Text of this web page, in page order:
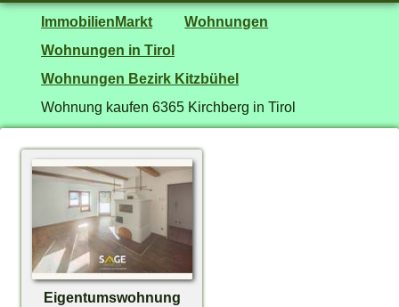
ImmobilienMarkt
Wohnungen
Wohnungen in Tirol
Wohnungen Bezirk Kitzbühel
Wohnung kaufen 6365 Kirchberg in Tirol
Eigentumswohnung